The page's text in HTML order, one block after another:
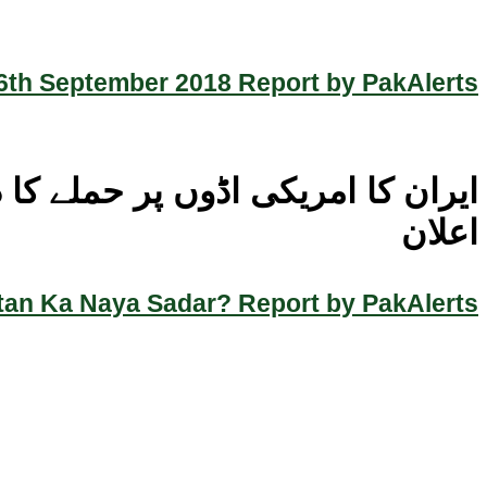
September 2018 Report by PakAlerts
Ka Naya Sadar? Report by PakAlerts
ایران کا امریکی اڈوں پر حملے
اعلان